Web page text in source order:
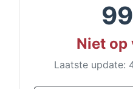
Niet op
Laatste update: